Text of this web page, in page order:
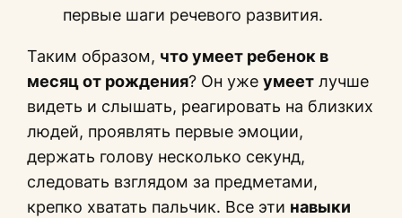
первые шаги речевого развития.
Таким образом, что умеет ребенок в
месяц от рождения? Он ужеумеет лучше
видеть и слышать, реагировать на близких
людей, проявлять первые эмоции,
держать голову несколько секунд,
следовать взглядом за предметами,
крепко хватать пальчик. Все эти навыки